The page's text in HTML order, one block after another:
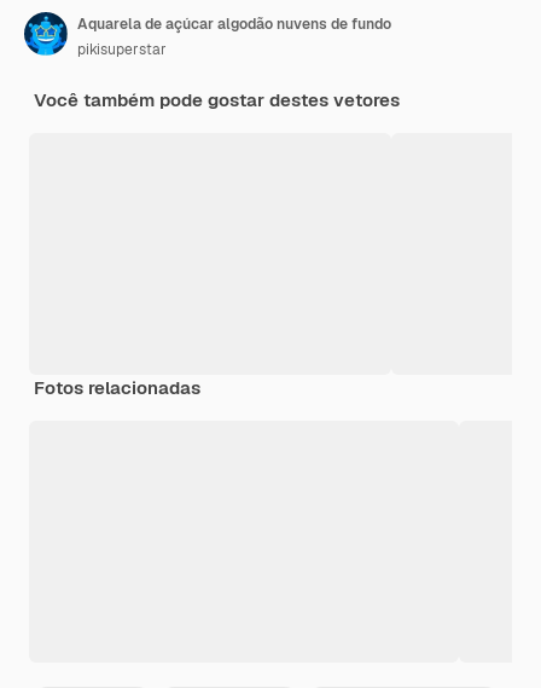
Aquarela de açúcar algodão nuvens de fundo
pikisuperstar
Você também pode gostar destes vetores
Fotos relacionadas